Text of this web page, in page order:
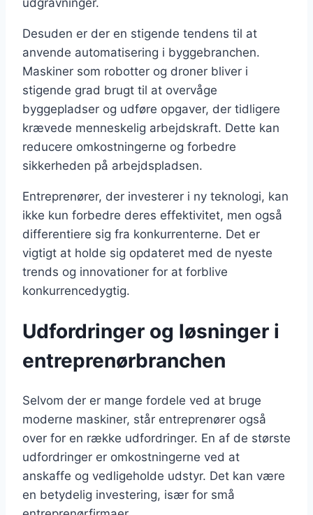
Desuden er der en stigende tendens til at
anvende automatisering i byggebranchen.
Maskiner som robotter og droner bliver i
stigende grad brugt til at overvåge
byggepladser og udføre opgaver, der tidligere
krævede menneskelig arbejdskraft. Dette kan
reducere omkostningerne og forbedre
sikkerheden på arbejdspladsen.
Entreprenører, der investerer i ny teknologi, kan
ikke kun forbedre deres effektivitet, men også
differentiere sig fra konkurrenterne. Det er
vigtigt at holde sig opdateret med de nyeste
trends og innovationer for at forblive
konkurrencedygtig.
Udfordringer og løsninger i
entreprenørbranchen
Selvom der er mange fordele ved at bruge
moderne maskiner, står entreprenører også
over for en række udfordringer. En af de største
udfordringer er omkostningerne ved at
anskaffe og vedligeholde udstyr. Det kan være
en betydelig investering, især for små